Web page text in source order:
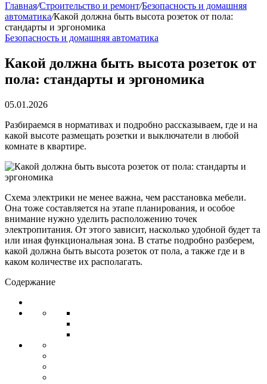
Главная/Строительство и ремонт/Безопасность и домашняя
автоматика/Какой должна быть высота розеток от пола:
стандарты и эргономика
Безопасность и домашняя автоматика
Какой должна быть высота розеток от
пола: стандарты и эргономика
05.01.2026
Разбираемся в нормативах и подробно рассказываем, где и на
какой высоте размещать розетки и выключатели в любой
комнате в квартире.
Схема электрики не менее важна, чем расстановка мебели.
Она тоже составляется на этапе планирования, и особое
внимание нужно уделить расположению точек
электропитания. От этого зависит, насколько удобной будет та
или иная функциональная зона. В статье подробно разберем,
какой должна быть высота розеток от пола, а также где и в
каком количестве их располагать.
Содержание